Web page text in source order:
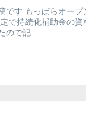
です もっぱらオー
で持続化補助金の
ので記...